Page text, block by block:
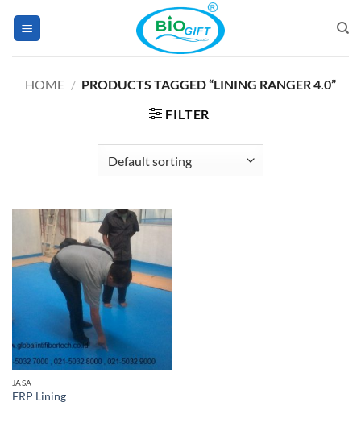
HOME / PRODUCTS TAGGED “LINING RANGER 4.0”
FILTER
JASA
FRP Lining